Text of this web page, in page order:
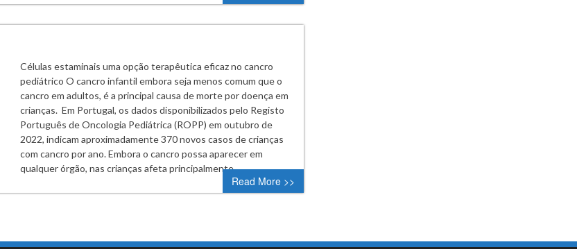
Células estaminais uma opção terapêutica eficaz no cancro
pediátrico O cancro infantil embora seja menos comum que o
cancro em adultos, é a principal causa de morte por doença em
crianças. Em Portugal, os dados disponibilizados pelo Registo
Português de Oncologia Pediátrica (ROPP) em outubro de
2022, indicam aproximadamente 370 novos casos de crianças
com cancro por ano. Embora o cancro possa aparecer em
qualquer órgão, nas crianças afeta principalmente…
Read More >>